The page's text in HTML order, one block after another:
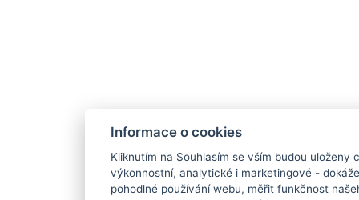
Informace o cookies
Kliknutím na Souhlasím se vším budou uloženy
výkonnostní, analytické i marketingové -
pohodlné používání webu, měřit funkčnost